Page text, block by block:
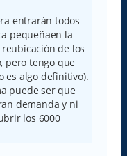
entrarán todos
pequeñaen la
de los
pero tengo que
es algo definitivo).
puede ser que
demanda y ni
los 6000